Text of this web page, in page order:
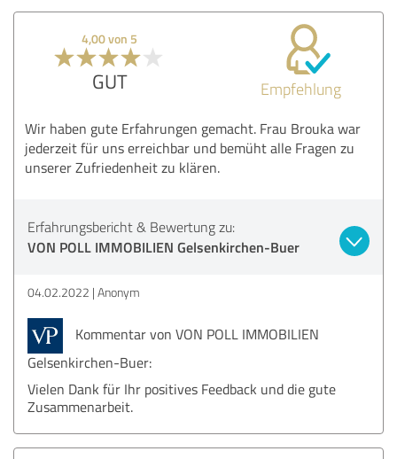
4,00 von 5
GUT Empfehlung
Wir haben gute Erfahrungen gemacht. Frau Brouka war
jederzeit für uns erreichbar und bemüht alle Fragen zu
unserer Zufriedenheit zu klären.
Erfahrungsbericht & Bewertung zu:
VON POLL IMMOBILIEN Gelsenkirchen-Buer
04.02.2022 Anonym
Kommentar von VON POLL IMMOBILIEN
Gelsenkirchen-Buer:
Vielen Dank für Ihr positives Feedback und die gute
Zusammenarbeit.